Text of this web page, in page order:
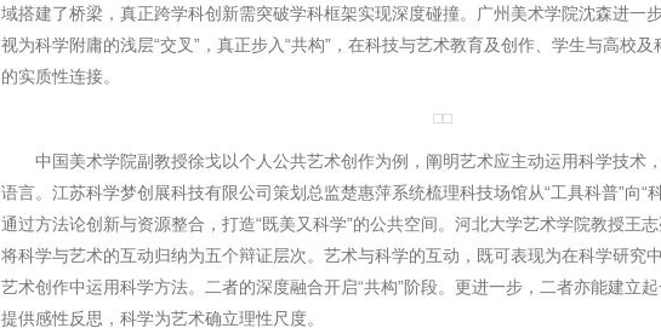
域搭建了桥梁，真正跨学科创新需突破学科框架实现深度碰撞。广州美术学院沈森进一
视为科学附庸的浅层“交叉”，真正步入“共构”，在科技与艺术教育及创作、学生与高校
的实质性连接。
中国美术学院副教授徐戈以个人公共艺术创作为例，阐明艺术应主动运用科学技术
语言。江苏科学梦创展科技有限公司策划总监楚惠萍系统梳理科技场馆从“工具科普”向“
通过方法论创新与资源整合，打造“既美又科学”的公共空间。河北大学艺术学院教授王
将科学与艺术的互动归纳为五个辩证层次。艺术与科学的互动，既可表现为在科学研究
艺术创作中运用科学方法。二者的深度融合开启“共构”阶段。更进一步，二者亦能建立
提供感性反思，科学为艺术确立理性尺度。